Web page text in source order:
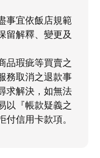
事宜依飯店規範
留解釋、變更及
品瑕疵等買賣之
務取消之退款事
求解決，如無法
以『帳款疑義之
付信用卡款項。